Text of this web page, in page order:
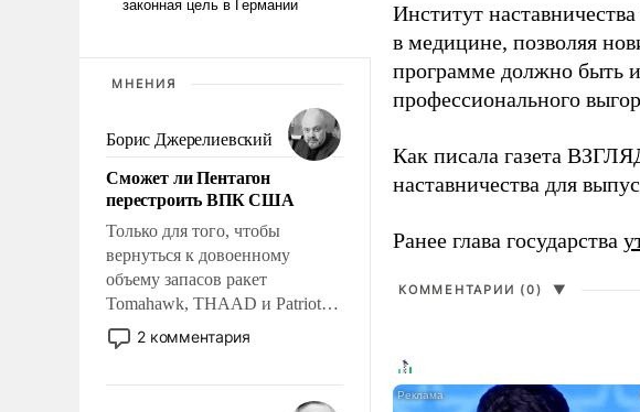
МНЕНИЯ
Борис Джерелиевский
Сможет ли Пентагон
перестроить ВПК США
Только для того, чтобы
вернуться к довоенному
объему запасов ракет
Tomahawk, THAAD и Patriot
США потребуется более трех
лет. Даже небольшая война с
2 комментария
Институт
в медицине, позволяя
программе должно быть
профессионального
Как писала газета
наставничества для
Ранее глава государства
КОММЕНТАРИИ (0) ▼